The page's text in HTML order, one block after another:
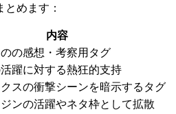
めます：
内容
の感想・考察用タグ
躍に対する熱狂的支持
スの衝撃シーンを暗示するタグ
ンの活躍やネタ枠として拡散